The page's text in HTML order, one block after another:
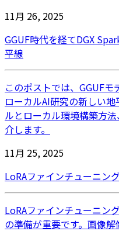
11月 26, 2025
GGUF時代を経てDGX
平線
このポストでは、GGUF
ローカルAI研究の新しい
ルとローカル環境構築方
介します。
11月 25, 2025
LoRAファインチューニン
LoRAファインチューニン
の準備が重要です。画像